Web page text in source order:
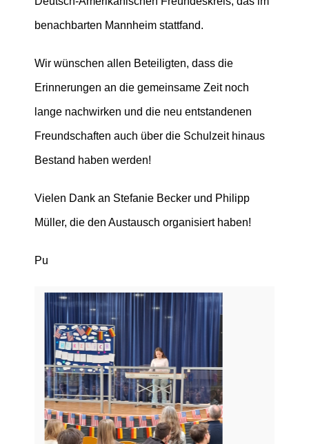
benachbarten Mannheim stattfand.
Wir wünschen allen Beteiligten, dass die
Erinnerungen an die gemeinsame Zeit noch
lange nachwirken und die neu entstandenen
Freundschaften auch über die Schulzeit hinaus
Bestand haben werden!
Vielen Dank an Stefanie Becker und Philipp
Müller, die den Austausch organisiert haben!
Pu